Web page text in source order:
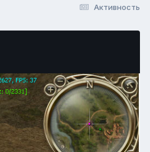
Активность